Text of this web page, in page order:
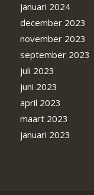
januari 2024
december 2023
november 2023
september 2023
juli 2023
juni 2023
april 2023
maart 2023
januari 2023